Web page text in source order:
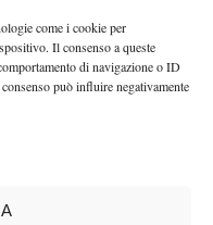
come i cookie per
Il consenso a queste
di navigazione o ID
può influire negativamente